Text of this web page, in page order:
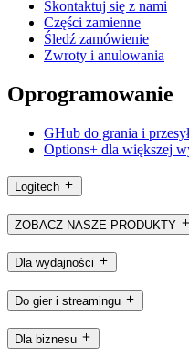
Skontaktuj się z nami
Części zamienne
Śledź zamówienie
Zwroty i anulowania
Oprogramowanie
GHub do grania i
Options+ dla większej
Logitech
ZOBACZ NASZE PRODUKTY
Dla wydajności
Do gier i streamingu
Dla biznesu